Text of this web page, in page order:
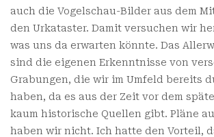
auch die Vogelschau-Bilder aus dem
den Urkataster. Damit versuchen wir
was uns da erwarten könnte. Das
sind die eigenen Erkenntnisse von
Grabungen, die wir im Umfeld bereits
haben, da es aus der Zeit vor dem
kaum historische Quellen gibt. Pläne
haben wir nicht. Ich hatte den Vorteil,